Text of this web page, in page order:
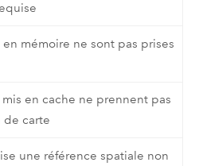
mémoire ne sont pas prises
en cache ne prennent pas
de carte
une référence spatiale non